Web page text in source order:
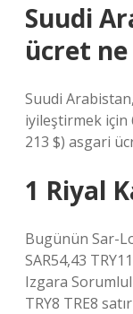
Suudi
ücret
Suudi
iyileştirmek için
213 $) asgari
1 Riyal
Bugünün Sar-
SAR54,43
Izgara
TRY8 TRE8